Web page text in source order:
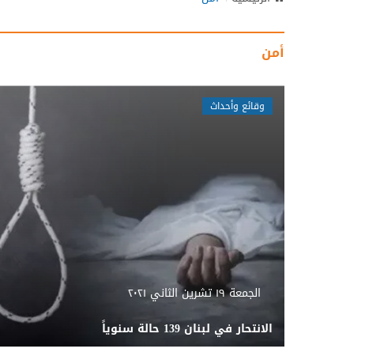
أمن
وقائع وأحداث
الجمعة ١٩ تشرين الثاني ٢٠٢١
الانتحار في لبنان 139 حالة سنوياً